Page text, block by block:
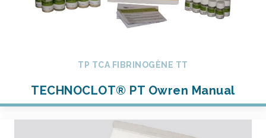
TP TCA FIBRINOGÈNE TT
TECHNOCLOT® PT Owren Manual